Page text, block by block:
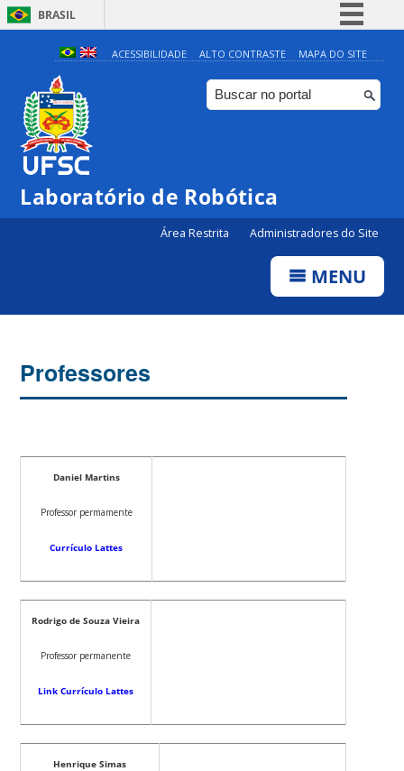
BRASIL
Simplifique!
Comunica BR
Participe
Canais
ACESSIBILIDADE ALTO CONTRASTE MAPA DO SITE
Laboratório de Robótica
Área Restrita Administradores do Site
MENU
Professores
Daniel Martins
Professor permamente
Currículo Lattes
Rodrigo de Souza Vieira
Professor permanente
Link Currículo Lattes
Henrique Simas